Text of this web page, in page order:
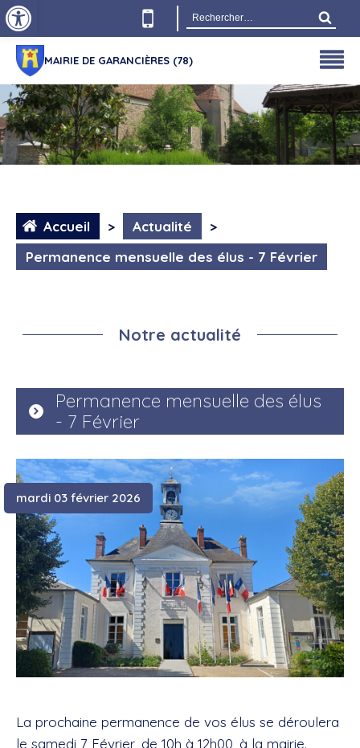
Rechercher :
MAIRIE DE GARANCIÈRES (78)
Accueil > Actualité
>
Permanence mensuelle des élus - 7 Février
Notre actualité
Permanence mensuelle des élus
- 7 Février
mardi 03 février 2026
La prochaine permanence de vos élus se déroulera
le samedi 7 Février, de 10h à 12h00, à la mairie.